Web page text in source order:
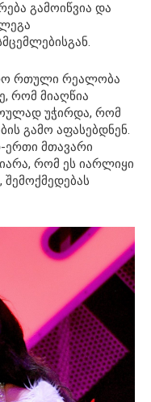
გამოიწვია და
რთული რეალობა
რომ მიაღწია
უჭირდა, რომ
გამო აფასებდნენ.
ერთი მთავარი
რომ ეს იარლიყი